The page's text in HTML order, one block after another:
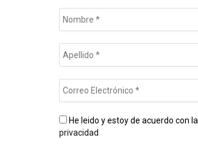
He leido y estoy de acuerdo con la
privacidad